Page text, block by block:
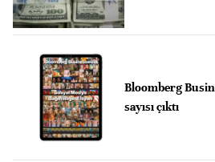
Bloomberg
sayısı çıktı